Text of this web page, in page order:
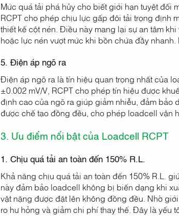
Mức quá tải phá hủy cho biết giới hạn tuyệt đối
RCPT cho phép chịu lực gấp đôi tải trọng định
thiết kế cột nén. Điều này mang lại sự an tâm
hoặc lực nén vượt mức khi bồn chứa đầy
5. Điện áp ngõ ra
Điện áp ngõ ra là tín hiệu quan trọng nhất của
±0.002 mV/V, RCPT cho phép tín hiệu được
định cao của ngõ ra giúp giảm nhiễu, đảm bảo
được chế tạo đồng đều, cho phép loadcell vận
3. Ưu điểm nổi bật của Loadcell RCPT
1. Chịu quá tải an toàn đến 150% R.L.
Khả năng chịu quá tải an toàn đến 150% R.L.
này đảm bảo loadcell không bị biến dạng khi
vật nặng được đặt lên không đồng đều. Nhờ
ro hư hỏng và giảm chi phí thay thế. Đây là yếu